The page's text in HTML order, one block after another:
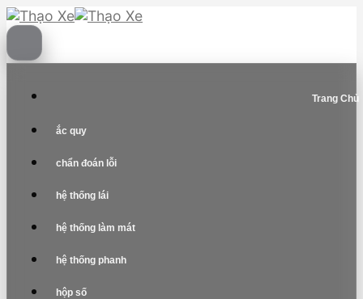
Skip
to
content
Trang Chủ
ắc quy
chẩn đoán lỗi
hệ thống lái
hệ thống làm mát
hệ thống phanh
hộp số